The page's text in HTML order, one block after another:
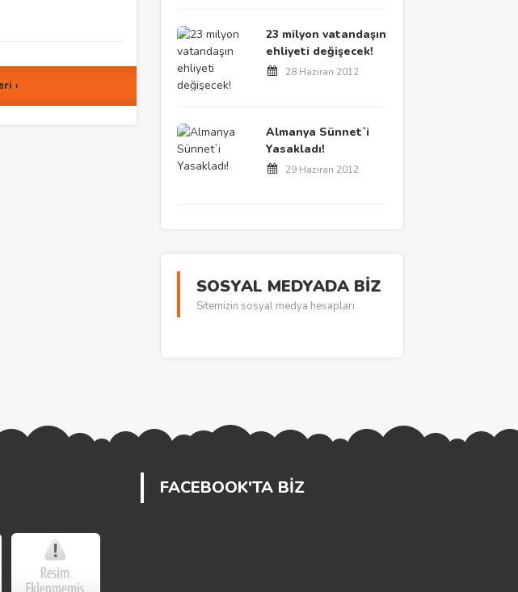
›
23 milyon vatandaşın
ehliyeti değişecek!
28 Haziran 2012
Almanya Sünnet`i
Yasakladı!
29 Haziran 2012
SOSYAL MEDYADA BİZ
Sitemizin sosyal medya hesapları
FACEBOOK'TA BİZ